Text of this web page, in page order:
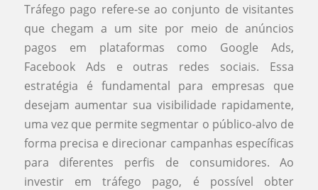
Tráfego pago refere-se ao conjunto de visitantes
que chegam a um site por meio de anúncios
pagos em plataformas como Google Ads,
Facebook Ads e outras redes sociais. Essa
estratégia é fundamental para empresas que
desejam aumentar sua visibilidade rapidamente,
uma vez que permite segmentar o público-alvo de
forma precisa e direcionar campanhas específicas
para diferentes perfis de consumidores. Ao
investir em tráfego pago, é possível obter